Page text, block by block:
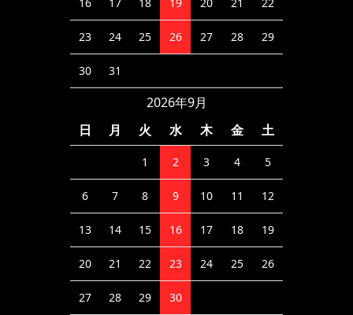
16 17 18 19 20 21 22
23 24 25 26 27 28 29
30 31
2026年9月
日
月 火 水 木 金 土
1 2 3 4 5
6 7 8 9 10 11 12
13 14 15 16 17 18 19
20 21 22 23 24 25 26
27 28 29 30